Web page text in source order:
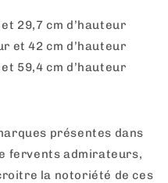
29,7 cm d’hauteur
et 42 cm d’hauteur
59,4 cm d’hauteur
présentes dans
fervents admirateurs,
la notoriété de ces